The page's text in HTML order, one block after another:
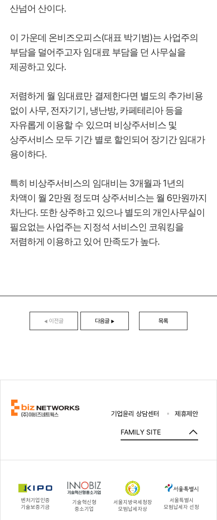
산넘어 산이다.
이 가운데 온비즈오피스(대표 박기범)는 사업주의
부담을 덜어주고자 임대료 부담을 던 사무실을
제공하고 있다.
저렴하게 월 임대료만 결제한다면 별도의 추가비용
없이 사무, 전자기기, 냉난방, 카페테리아 등을
자유롭게 이용할 수 있으며 비상주서비스 및
상주서비스 모두 기간 별로 할인되어 장기간 임대가
용이하다.
특히 비상주서비스의 임대비는 3개월과 1년의
차액이 월 2만원 정도며 상주서비스는 월 6만원까지
차난다. 또한 상주하고 있으나 별도의 개인사무실이
필요없는 사업주는 지정석 서비스인 코워킹을
저렴하게 이용하고 있어 만족도가 높다.
◀ 이전글 다음글 ▶ 목록
기업윤리 상담센터 제휴제안
FAMILY SITE
벤처기업인증
기술보증기금
기술혁신형
중소기업
서울지방국세청장
모범납세자상
서울특별시
모범납세자 선정